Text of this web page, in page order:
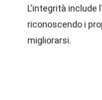
L'integrità include
riconoscendo i
migliorarsi.